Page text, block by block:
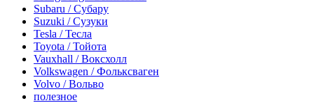
Subaru / Субару
Suzuki / Сузуки
Tesla / Тесла
Toyota / Тойота
Vauxhall / Воксхолл
Volkswagen / Фольксваген
Volvo / Вольво
полезное